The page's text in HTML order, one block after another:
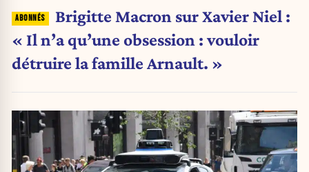
Brigitte Macron sur Xavier Niel :
« Il n’a qu’une obsession : vouloir
détruire la famille Arnault. »